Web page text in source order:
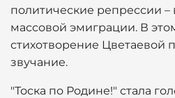
политические репрессии –
массовой эмиграции. В
стихотворение Цветаевой
звучание.
"Тоска по Родине!" стала